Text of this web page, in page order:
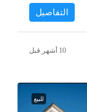
التفاصيل
للبيع